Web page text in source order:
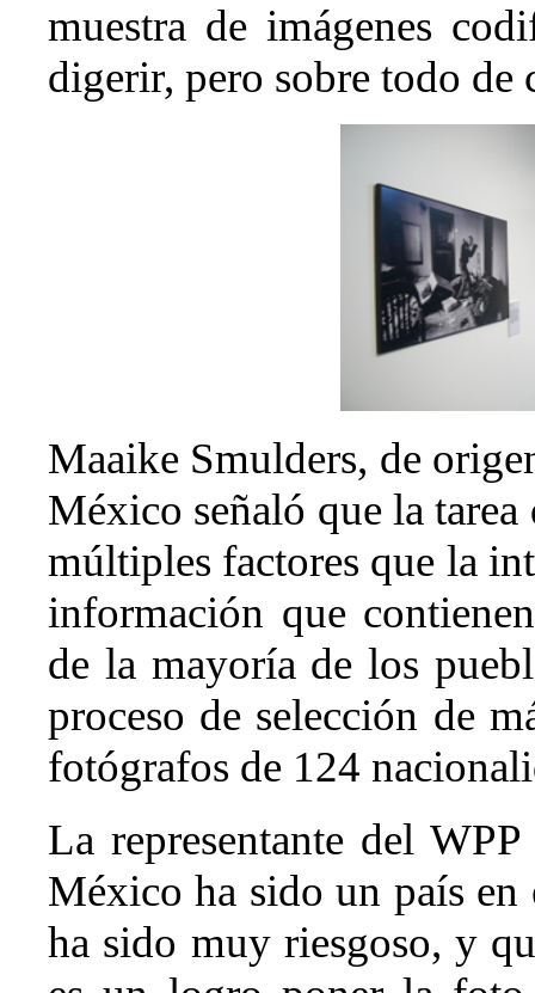
muestra de imágenes
digerir, pero sobre todo de
Maaike Smulders, de
México señaló que la
múltiples factores que la
información que
de la mayoría de los
proceso de selección de
fotógrafos de 124
La representante del
México ha sido un país
ha sido muy riesgoso, y